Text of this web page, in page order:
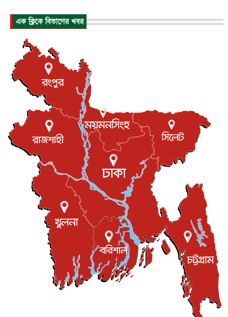
পাকিস্তান-তুরস্কের সঙ্গে প্রতিরক্ষা চুক্তি সৌদি আরবকে কতটা ন...
যুক্তরাজ্যে গ্রুমিং কেলেঙ্কারি : পাকিস্তানির অপরাধে অস্বস্তি...
আন্তর্জাতিক
বিরোধ কাটিয়ে কূটনৈতিক সম্পর্ক পুনঃস্থাপন করছে মেক্সিকো ও
আন্তর্জাতিক
এবার ওটিটিতে মুক্তি পেল ‘মালিক’
বিনোদন ৮ আগস্ট, ২০২৬
রিয়ালকে ‘না’ বলা রদ্রির জন্য বার্সার কাছে কত চাইল ম্যানসিটি
খেলাধুলা
শিল্পকলায় চলচ্চিত্র উৎসব, বিনা মূল্যে দেখা যাবে ৬ সিনেমা
বিনোদন ৮ আগস্ট, ২০২৬
ইস্ট লন্ডন মসজিদের জুমার খুতবা : “কুরআন হোক জীবন দেখার
লেন্স...
ইসলাম ও জীবন ৭ আগস্ট, ২০২৬
সিলেটের কন্যা মোহিনী রশিদ এনওয়াইপিডির উচ্চপদস্থ কর্মকর্তা
দেশজুড়ে ৬ আগস্ট, ২০২৬
আজ থেকে সবার জন্য উন্মুক্ত জুলাই স্মৃতি জাদুঘর
৬ আগস্ট, ২০২৬
এক ক্লিকে বিভাগের খবর